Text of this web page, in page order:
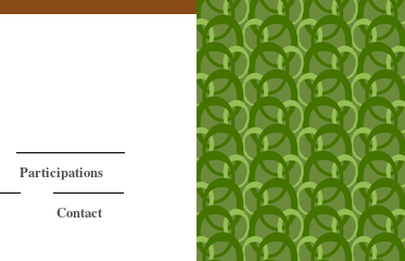
Participations
Contact